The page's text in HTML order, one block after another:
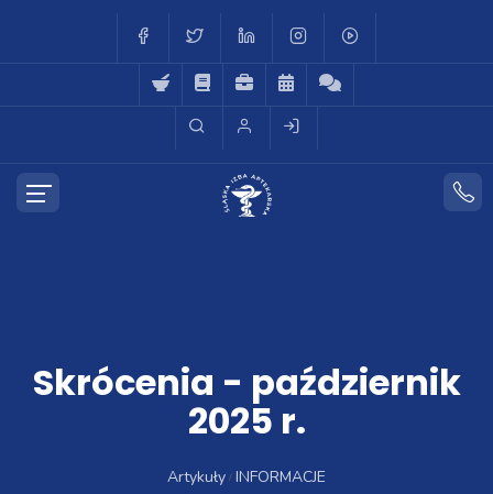
Skrócenia - październik
2025 r.
Artykuły INFORMACJE